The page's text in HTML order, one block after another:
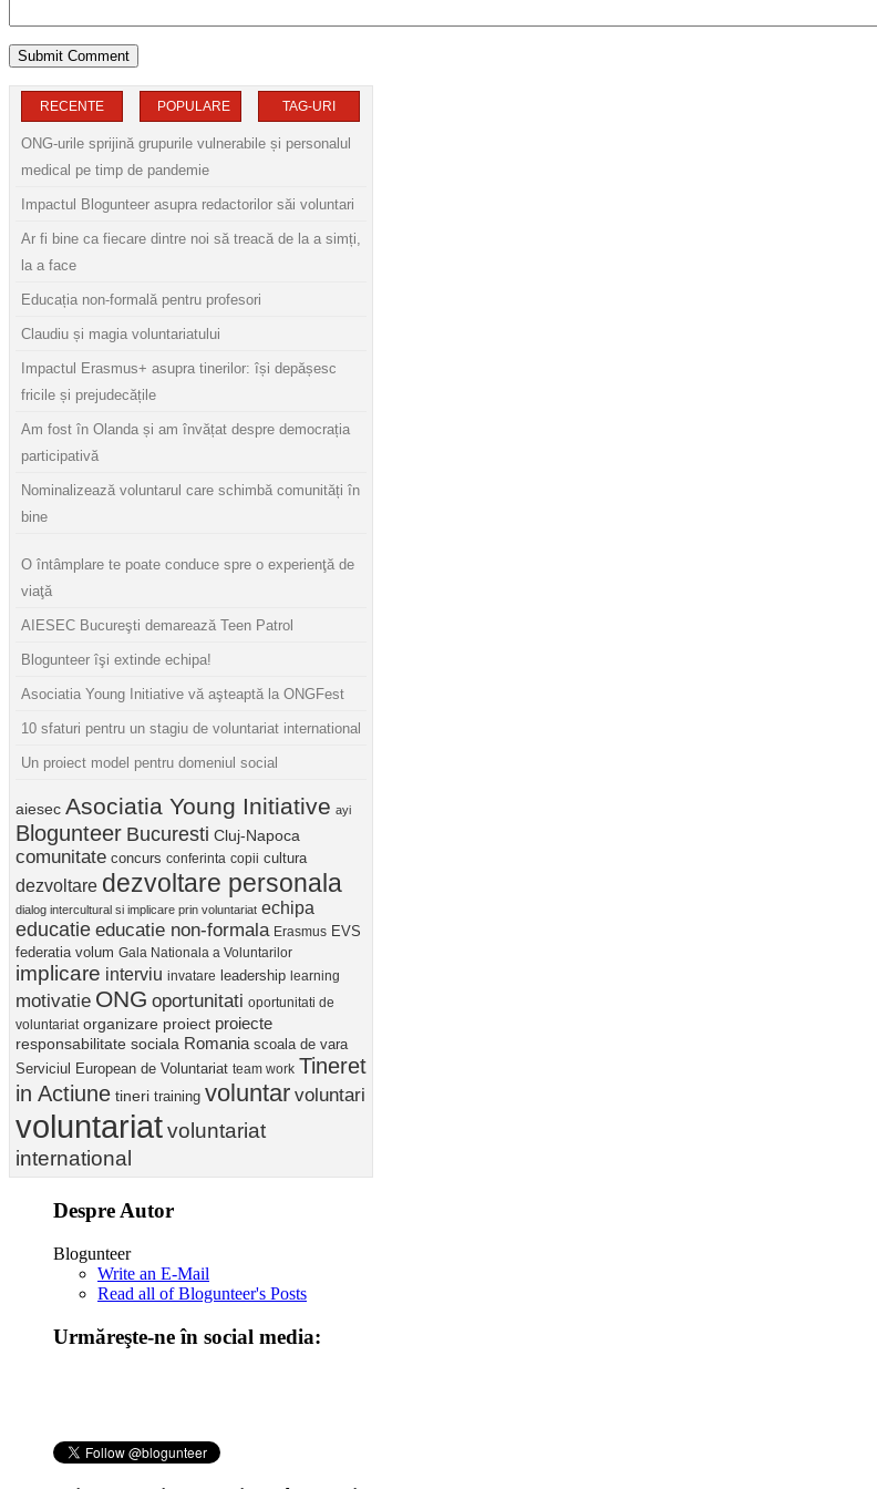
RECENTE POPULARE TAG-URI
ONG-urile sprijină grupurile vulnerabile și personalul
medical pe timp de pandemie
Impactul Blogunteer asupra redactorilor săi voluntari
Ar fi bine ca fiecare dintre noi să treacă de la a simți,
la a face
Educația non-formală pentru profesori
Claudiu și magia voluntariatului
Impactul Erasmus+ asupra tinerilor: își depășesc
fricile și prejudecățile
Am fost în Olanda și am învățat despre democrația
participativă
Nominalizează voluntarul care schimbă comunități în
bine
O întâmplare te poate conduce spre o experienţă de
viaţă
AIESEC Bucureşti demarează Teen Patrol
Blogunteer îşi extinde echipa!
Asociatia Young Initiative vă aşteaptă la ONGFest
10 sfaturi pentru un stagiu de voluntariat international
Un proiect model pentru domeniul social
aiesec Asociatia Young Initiative ayi
Blogunteer Bucuresti Cluj-Napoca
comunitate concurs conferinta copii cultura
dezvoltare dezvoltare personala
dialog intercultural si implicare prin voluntariat echipa
educatie educatie non-formala Erasmus EVS
federatia volum Gala Nationala a Voluntarilor
implicare interviu invatare leadership learning
motivatie ONG oportunitati oportunitati de
voluntariat organizare proiect proiecte
responsabilitate sociala Romania scoala de vara
Serviciul European de Voluntariat team work Tineret
in Actiune tineri training voluntar voluntari
voluntariatvoluntariat
international
Despre Autor
Blogunteer
Write an E-Mail
Read all of Blogunteer's Posts
Urmăreşte-ne în social media: